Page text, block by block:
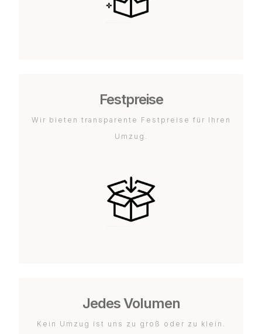
Festpreise
Wir bieten transparente Festpreise für Ihren
Umzug.
Jedes Volumen
Kein Umzug ist uns zu groß oder zu klein.